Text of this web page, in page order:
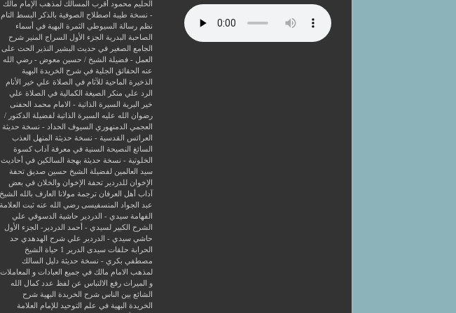
الحليم محمود أقرب المسالك لمذهب الإمام مالك
- نسخة طيبة اصطلاح الصوفية بالذكر
البسط التام
نظم رسالة السيوطي الثمرة البهية في أسماء
الصاحبة البدرية الجزء الأول السراج المنير شرح
الجامع الصغير في حديث البشير النذير
الحث على
العمل - فضيلة الشيخ / حسين معوض - رضي الله
عنه الحقائق الجلية في شرح الخريدة البهية
الذخيرة الماحية للآثام في الصلاة علي خير الأنام
الرد علي منكر الصيغة الكمالية في الصلاة علي
خير البرية السيرة الذاتية - الامام محمد الحفنى
رضوان الله عليه السيرة الذاتية لفضيلة الدكتور /
العجمي الدمنهوري السيوف الحداد - نسخة حديثة
العرائس القدسية - نسخة حديثة المنهل العذب
السائغ النصيحة السنية في معرفة آداب كسوة
الخلوتية - نسخة حديثة بهجة السالكين في أحاديث
سيد العالمين لفضيلة الشيخ حسين صديق تحفة
الإخوان للدردير تحفة الإخوان والخلان في بعض
آداب أهل العرفان ترجمة مولانا العارف بالله الشيخ
عبد الجواد المنسفيسى رضي الله عنه ثبت العلامة
الفهامة سيدي - الدردير
حاشية الدسوقي علي
الشرح الكبير لسيدي - أحمد الدردير- الجزء الأول
حاشي سيدي - الدردير علي شرح الهدهدي حد
الحرابة حلقات سيدى الدرير 1
حياة الشيخ
مصطفي بكري - نسخة حديثة دليل السالك
لمذهب الامام مالك في جميع العبادات و المعاملات
و الميراث رفع الالتباس عن لفظ عدد كمال الله
الشائع بين الناس شرح الخريدة البهية شرح
الخريدة البهية في علم التوحيد للإمام العلامة